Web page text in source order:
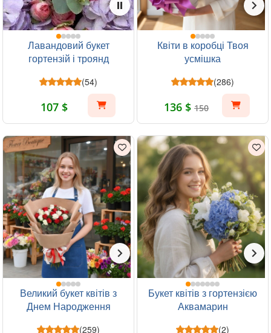
Лавандовий букет
гортензій і троянд
(54)
107 $
Квіти в коробці Твоя
усмішка
(286)
136 $ 150
Великий букет квітів з
Днем Народження
(259)
Букет квітів з гортензією
Аквамарин
(2)